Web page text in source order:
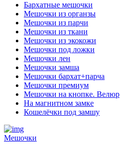
Бархатные мешочки
Мешочки из органзы
Мешочки из парчи
Мешочки из ткани
Мешочки из экокожи
Мешочки под ложки
Мешочки лен
Мешочки замша
Мешочки бархат+парча
Мешочки премиум
Мешочки на кнопке. Велюр
На магнитном замке
Кошелёчки под замшу
Мешочки